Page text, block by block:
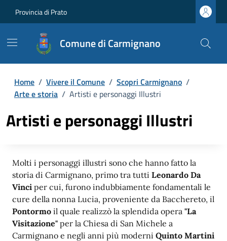
Provincia di Prato
Comune di Carmignano
Home / Vivere il Comune / Scopri Carmignano /
Arte e storia / Artisti e personaggi Illustri
Artisti e personaggi Illustri
Molti i personaggi illustri sono che hanno fatto la
storia di Carmignano, primo tra tutti Leonardo Da
Vinci per cui, furono indubbiamente fondamentali le
cure della nonna Lucia, proveniente da Bacchereto, il
Pontormo il quale realizzò la splendida opera "La
Visitazione" per la Chiesa di San Michele a
Carmignano e negli anni più moderni Quinto Martini